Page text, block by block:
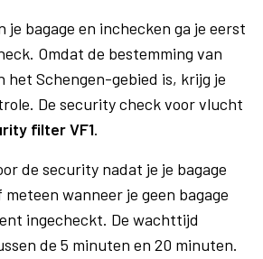
je bagage en inchecken ga je eerst
Omdat de bestemming van
het Schengen-gebied is, krijg je
De security check voor vlucht
filter VF1.
de security nadat je je bagage
wanneer je geen bagage
ingecheckt. De wachttijd
de 5 minuten en 20 minuten.